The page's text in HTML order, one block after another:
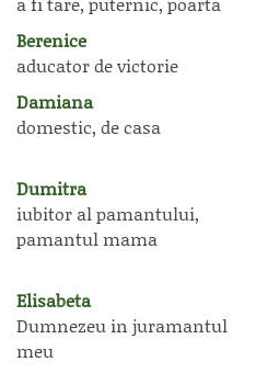
Berenice
aducator de victorie
Damiana
domestic, de casa
Dumitra
iubitor al pamantului,
pamantul mama
Elisabeta
Dumnezeu in juramantul
meu